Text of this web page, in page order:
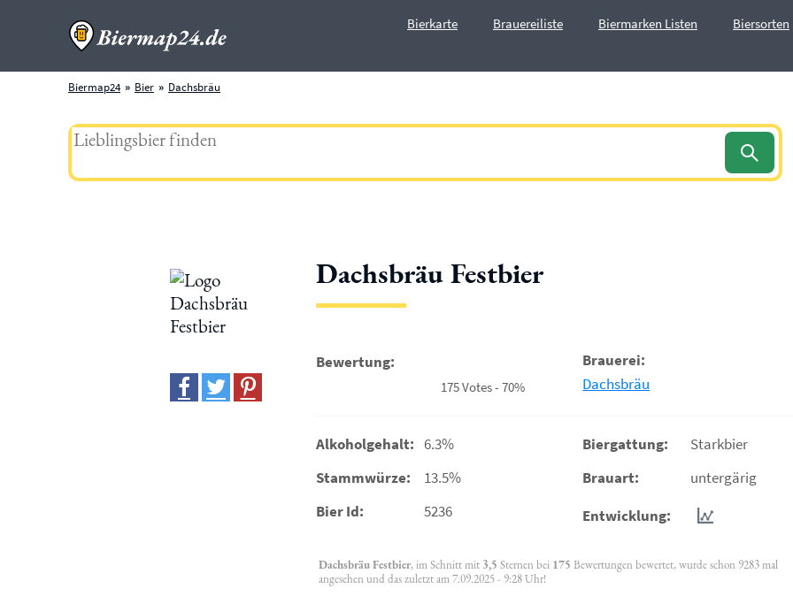
Bierkarte Brauereiliste Biermarken Listen Biersorten
Biermap24 Bier Dachsbräu
Dachsbräu Festbier
Bewertung:
175 Votes - 70%
Brauerei:
Dachsbräu
Alkoholgehalt: 6.3%
Stammwürze:
13.5%
Bier Id:
5236
Biergattung:
Starkbier
Brauart:
untergärig
Entwicklung:
Dachsbräu Festbier, im Schnitt mit 3,5 Sternen bei 175 Bewertungen bewertet, wurde schon 9283 mal
angesehen und das zuletzt am 7.09.2025 - 9:28 Uhr!